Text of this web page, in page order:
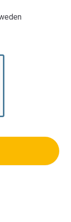
UK